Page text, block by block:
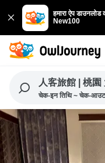
हमारा ऐप
New100
人客旅館 | 桃園
चेक-इन तिथि ~ चेक-आउट